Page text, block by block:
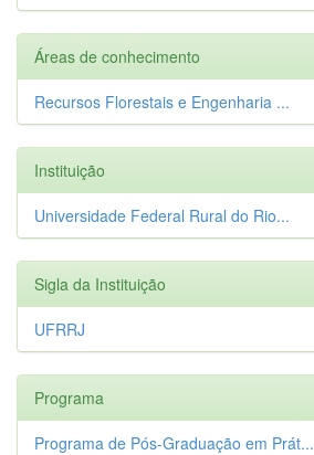
Áreas de conhecimento
Recursos Florestais e Engenharia ...
Instituição
Universidade Federal Rural do Rio...
Sigla da Instituição
UFRRJ
Programa
Programa de Pós-Graduação em Prát...